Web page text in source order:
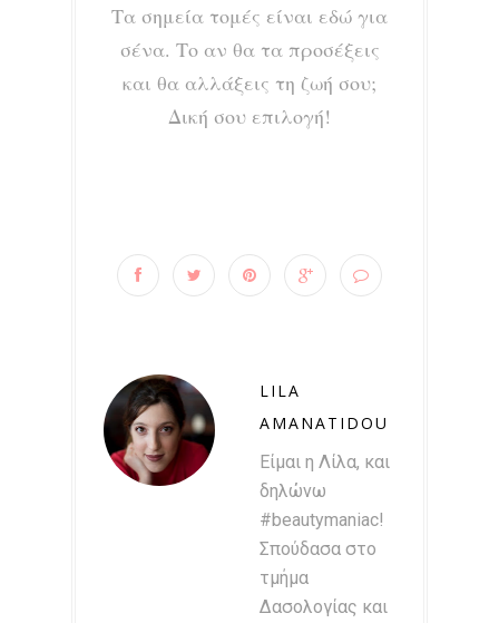
Τα σημεία τομές είναι εδώ για
σένα. Το αν θα τα προσέξεις
και θα αλλάξεις τη ζωή σου;
Δική σου επιλογή!
LILA
AMANATIDOU
Είμαι η Λίλα, και
δηλώνω
#beautymaniac!
Σπούδασα στο
τμήμα
Δασολογίας και